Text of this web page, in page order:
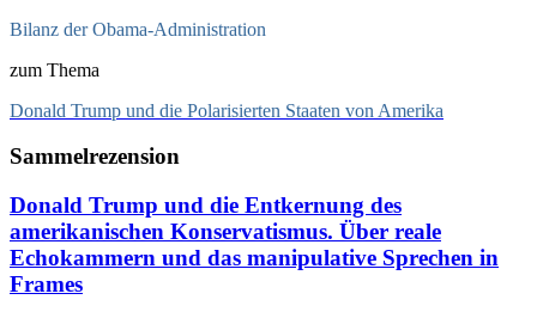
Bilanz der Obama-Administration
zum Thema
Donald Trump und die Polarisierten Staaten von Amerika
Sammelrezension
Donald Trump und die Entkernung des
amerikanischen Konservatismus. Über reale
Echokammern und das manipulative Sprechen in
Frames